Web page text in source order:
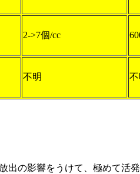
2->7個/cc
不明
出の影響をうけて、極めて活